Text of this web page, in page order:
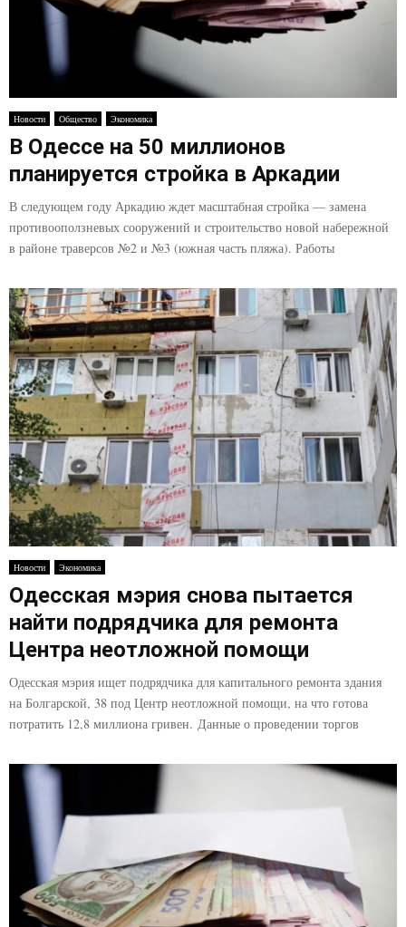
Новости Общество Экономика
В Одессе на 50 миллионов
планируется стройка в Аркадии
В следующем году Аркадию ждет масштабная стройка — замена
противооползневых сооружений и строительство новой набережной
в районе траверсов №2 и №3 (южная часть пляжа). Работы
Новости Экономика
Одесская мэрия снова пытается
найти подрядчика для ремонта
Центра неотложной помощи
Одесская мэрия ищет подрядчика для капитального ремонта здания
на Болгарской, 38 под Центр неотложной помощи, на что готова
потратить 12,8 миллиона гривен. Данные о проведении торгов